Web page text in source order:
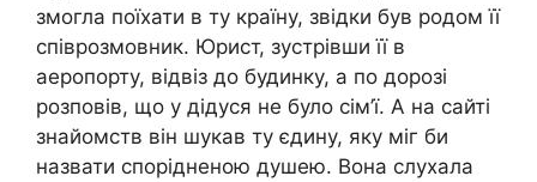
змогла поїхати в ту країну, звідки був родом її
співрозмовник. Юрист, зустрівши її в
аеропорту, відвіз до будинку, а по дорозі
розповів, що у дідуся не було сім’ї. А на сайті
знайомств він шукав ту єдину, яку міг би
назвати спорідненою душею. Вона слухала